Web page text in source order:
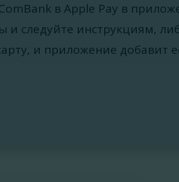
в Apple Pay в
и следуйте инструкциям,
и приложение добавит